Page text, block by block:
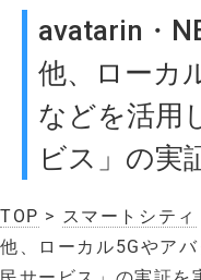
avatarin・
他、ローカ
などを活用
ビス」の実
TOP > スマートシティ
他、ローカル5Gやア